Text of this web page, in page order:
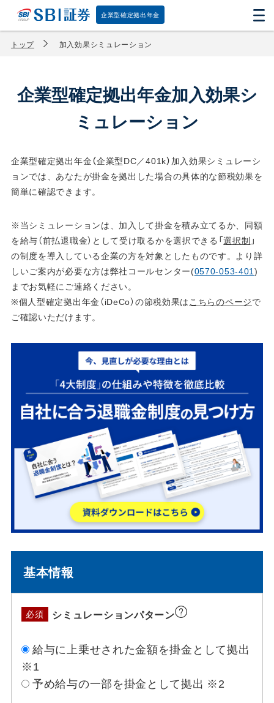
企業型確定拠出年金
トップ 加入効果シミュレーション
企業型確定拠出年金加入効果シ
ミュレーション
企業型確定拠出年金（企業型DC／401k）加入効果シミュレーシ
ョンでは、あなたが掛金を拠出した場合の具体的な節税効果を
簡単に確認できます。
※当シミュレーションは、加入して掛金を積み立てるか、同額
を給与（前払退職金）として受け取るかを選択できる「選択制 」
の制度を導入している企業の方を対象としたものです。より詳
しいご案内が必要な方は弊社コールセンター(0570-053-401)
までお気軽にご連絡ください。
※個人型確定拠出年金（iDeCo）の節税効果はこちらのページで
ご確認いただけます。
基本情報
必須 シミュレーションパターン
給与に上乗せされた金額を掛金として拠出
※1
予め給与の一部を掛金として拠出 ※2